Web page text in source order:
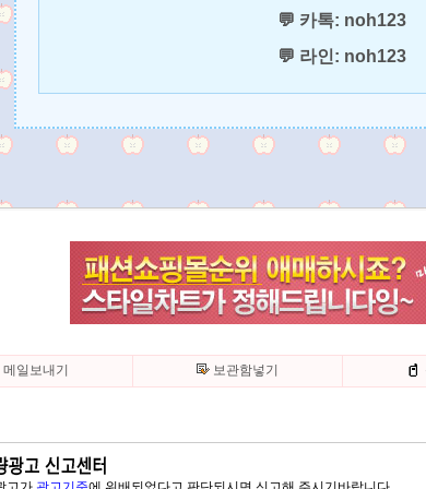
💬 카톡: noh123
💬 라인: noh123
메일보내기 보관함넣기